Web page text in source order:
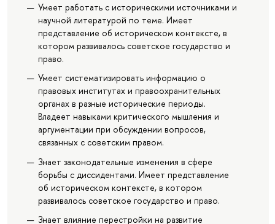
Умеет работать с историческими источниками и
научной литературой по теме. Имеет
представление об историческом контексте, в
котором развивалось советское государство и
право.
Умеет систематизировать информацию о
правовых институтах и правоохранительных
органах в разные исторические периоды.
Владеет навыками критического мышления и
аргументации при обсуждении вопросов,
связанных с советским правом.
Знает законодательные изменения в сфере
борьбы с диссидентами. Имеет представление
об историческом контексте, в котором
развивалось советское государство и право.
Знает влияние перестройки на развитие